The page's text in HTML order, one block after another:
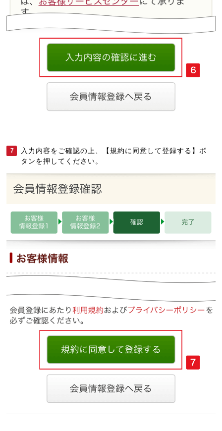
7
入力内容をご確認の上、【規約に同意して登録する】ボ
タンを押してください。